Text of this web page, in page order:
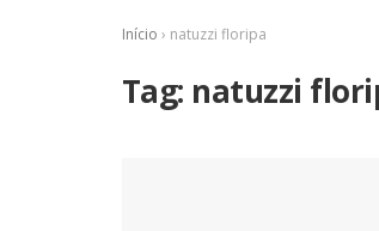
Início › natuzzi floripa
Tag: natuzzi